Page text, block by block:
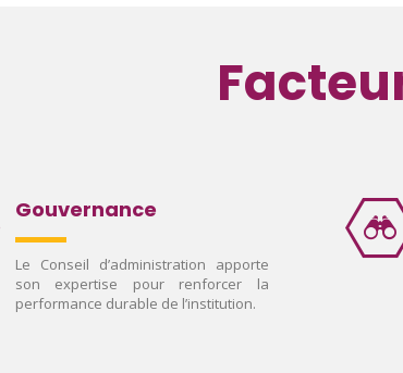
Gouvernance
Le Conseil d’administration apporte
son expertise pour renforcer la
performance durable de l’institution.